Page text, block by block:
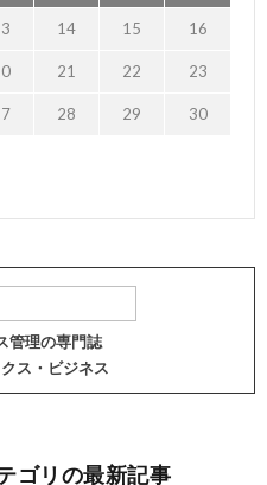
14 15 16
21 22 23
28 29 30
管理の専門誌
ス・ビジネス
ゴリの最新記事